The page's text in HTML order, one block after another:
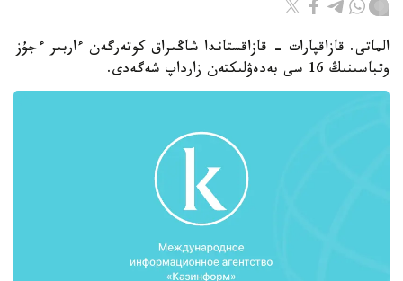
الماتى. قازاقپارات - قازاقستاندا شاڭىراق كوتەرگەن ءاربىر ءجۇز
وتباسىنىڭ 16 سى بەدەۋلىكتەن زارداپ شەگەدى.